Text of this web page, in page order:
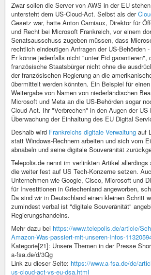
Zwar sollen die Server von AWS in der EU
untersteht dem US-Cloud-Act. Selbst als der
Gesetz war, hatte Anton Carniaux, Direktor für
und Recht bei Microsoft Frankreich, vor einem
Senatsausschuss zugeben müssen, dass
rechtlich eindeutigen Anfragen der US-Behörden
Er könne jedenfalls nicht "unter Eid garantieren",
französische Staatsbürger nicht ohne die
der französischen Regierung an die
übermittelt werden könnten. Ein Beispiel für
Weitergabe von Namen von niederländischen
Microsoft und Meta an die US-Behörden sogar
Cloud-Act. Ihr "Verbrechen" in den Augen der US
Überwachung der Einhaltung des EU Digital
Deshalb wird Frankreichs digitale Verwaltung auf
statt Windows-Rechnern arbeiten und sich vom
abnabeln und seine digitale Souveränität
Telepolis.de nennt im verlinkten Artikel allerdings
die weiter fest auf US Tech-Konzerne setzen.
Unternehmen wie Google, Cisco, Microsoft und
für Investitionen in Griechenland angeworben,
Da sind wir in Deutschland einen kleinen Schritt
zumindest verbal ist "digitale Souveränität"
Regierungshandelns.
Mehr dazu bei https://www.telepolis.de/article/
Amazon-Was-passiert-mit-unseren-Infos-
Kategorie[21]: Unsere Themen in der Presse
a-fsa.de/d/3Qg
Link zu dieser Seite: https://www.a-fsa.de/de/
us-cloud-act-vs-eu-dsa.html